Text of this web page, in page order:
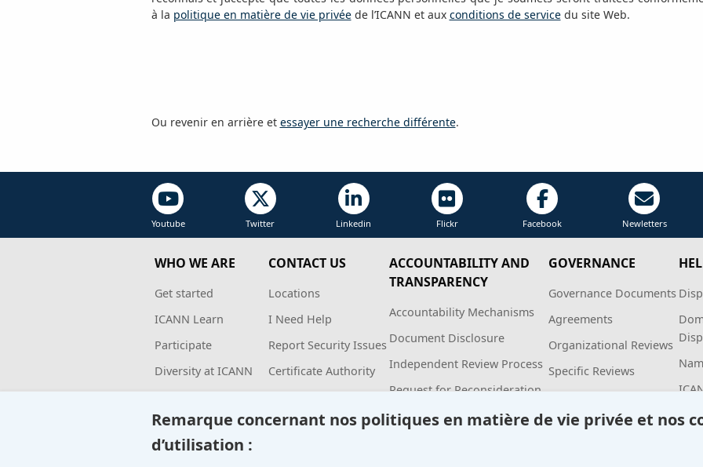
à la politique en matière de vie privéede l’ICANN et aux conditions de servicedu site Web.
Ou revenir en arrière et essayer une recherche différente.
Youtube Twitter Linkedin Flickr Facebook Newletters
WHO WE ARE
Get started
ICANN Learn
Participate
Diversity at ICANN
Board
CEO Corner
CONTACT US
Locations
I Need Help
Report Security Issues
Certificate Authority
Ombuds
ACCOUNTABILITY AND
TRANSPARENCY
Accountability Mechanisms
Document Disclosure
Independent Review Process
Request for Reconsideration
Empowered Community
GOVERNANCE
Governance Documents
Agreements
Organizational Reviews
Specific Reviews
Financials
Remarque concernant nos politiques en matière de vie privée et nos
d’utilisation :